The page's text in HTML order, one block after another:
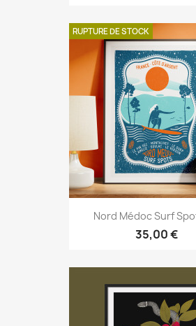
Nord Médoc Surf
35,00 €
RUPTURE DE STOCK